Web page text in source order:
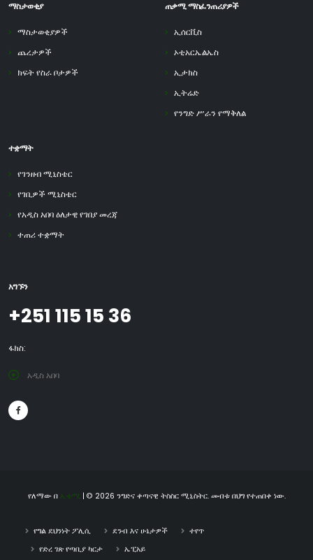
ማስታወቂያ
ማስታወቂያዎች
ጨረታዎች
ክፍት የስራ ቦታዎች
ጠቃሚ ማስፈንጠሪያዎች
ኢሰርቪስ
ኦቲአርኤልኤስ
ኢታክስ
ኢትሬድ
የንግድ ሥራን የማቅለል
ተቋማት
የገንዘብ ሚኒስቴር
የገቢዎች ሚኒስቴር
የአዲስ አበባ ዕለታዊ የገበያ መረጃ
ተጠሪ ተቋማት
አግኙን
+251 115 15 36
ፋክስ:
አዲስ አበባ
የለማው በ ኢቴሚ | © 2026 ንግድና ቀጣናዊ ትስስር ሚኒስትር. መብቱ በህግ የተጠበቀ ነው.
የግል ደህንነት ፖሊሲ ደንብ እና ሁኔታዎች
ተየጥ
የድረ ገጽ የጣቢያ ካርታ
ኤፒአይ